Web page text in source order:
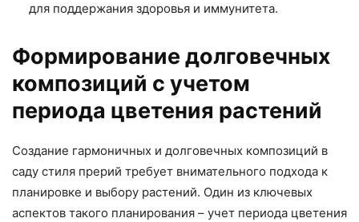
для поддержания здоровья и иммунитета.
Формирование долговечных
композиций с учетом
периода цветения растений
Создание гармоничных и долговечных композиций в
саду стиля прерий требует внимательного подхода к
планировке и выбору растений. Один из ключевых
аспектов такого планирования – учет периода цветения